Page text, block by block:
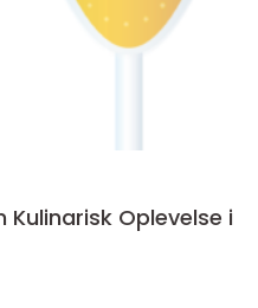
Oplevelse i